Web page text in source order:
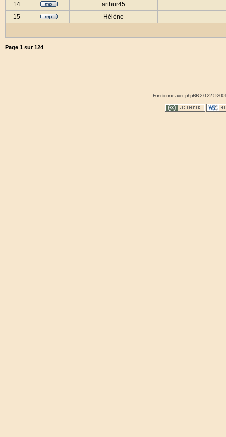
14
arthur45
15
Hélène
Page 1 sur124
Fonctionne avecphpBB2.0.22 ©